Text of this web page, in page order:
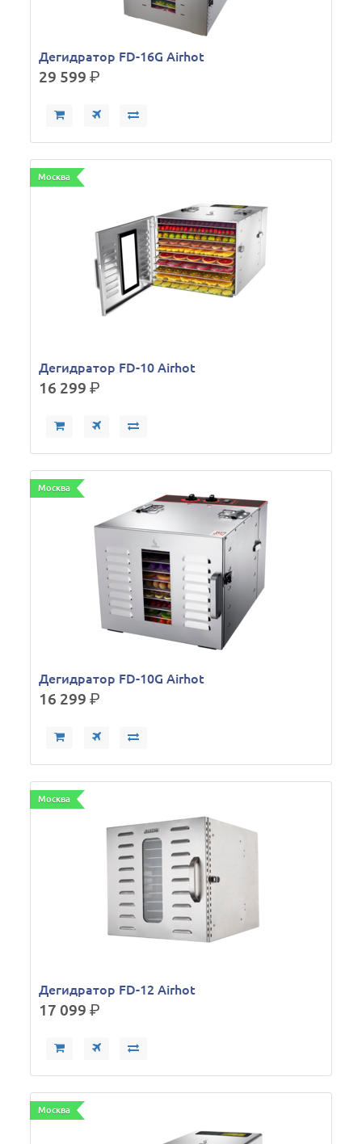
Дегидратор FD-16G Airhot
29 599р.
Москва
Дегидратор FD-10 Airhot
16 299р.
Москва
Дегидратор FD-10G Airhot
16 299р.
Москва
Дегидратор FD-12 Airhot
17 099р.
Москва